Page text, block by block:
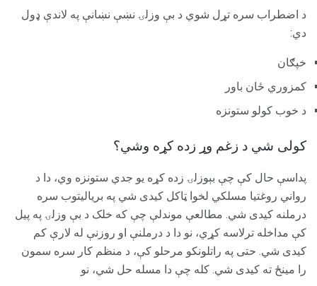
د اضطراب سره تړل شوي د بې وزلۍ نښې نښانې په لاندې ډول
دي:
خپګان
کمزوري ځان باور
د خوب کولو ستونزه
کولی شي د زغم وړ زده کړه وشي؟
پداسې حال کې چې بېوزلۍ زده کړه یو جدي ستونزه وي، دا د
رواني روغتیا مسلکي لخوا ټاکل کیدی شي په بریالیتوب سره
درملنه کیدی شي. مطالعې موندلې چې که خلک د بې وزلۍ په پیل
کې مداخله ترلاسه کړي، نو دا د درملنې او روزنې له لارې کم
کیدی شي. حتی په راتلونکو مرحلو کې، د منظم کار سره سمون
را مینځ ته کیدی شي. کله چې دا مسله حل شي، نو